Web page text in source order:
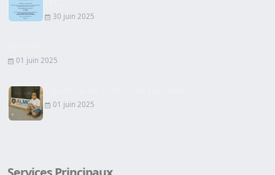
30 juin 2025
01 juin 2025
01 juin 2025